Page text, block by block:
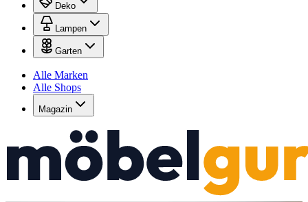
Deko
Lampen
Garten
Alle Marken
Alle Shops
Magazin